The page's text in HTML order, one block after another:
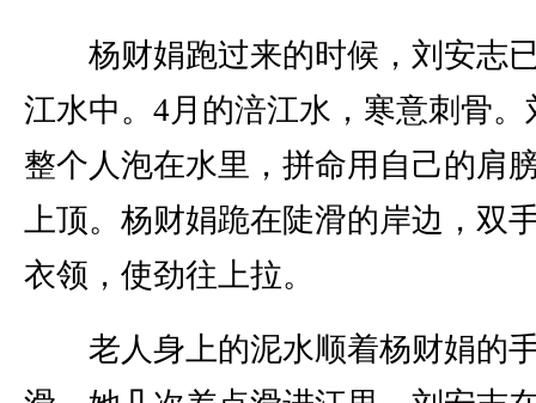
杨财娟跑过来的时候，刘安志
江水中。4月的涪江水，寒意刺骨
整个人泡在水里，拼命用自己的肩
上顶。杨财娟跪在陡滑的岸边，双
衣领，使劲往上拉。
老人身上的泥水顺着杨财娟的